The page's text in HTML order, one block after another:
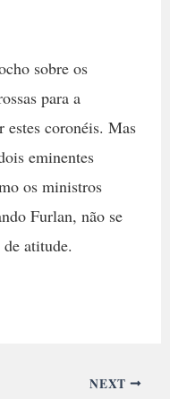
sobre os
para a
estes coronéis. Mas
eminentes
os ministros
Furlan, não se
atitude.
NEXT